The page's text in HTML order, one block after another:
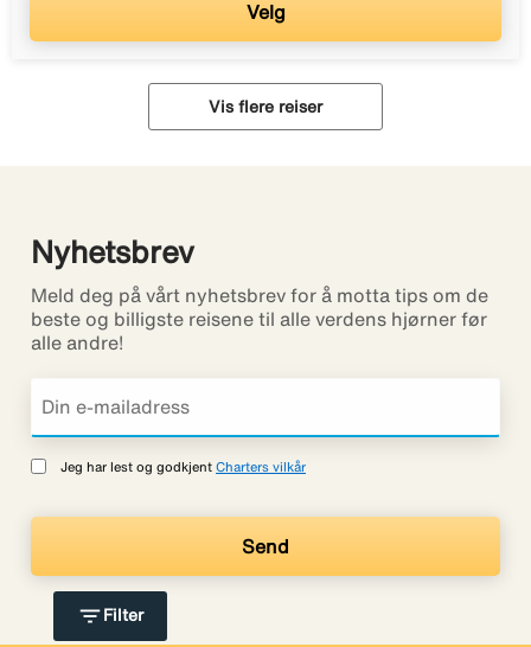
filter_list Filter
Velg
Vis flere reiser
Nyhetsbrev
Meld deg på vårt nyhetsbrev for å motta tips om de
beste og billigste reisene til alle verdens hjørner før
alle andre!
Jeg har lest og godkjent Charters vilkår